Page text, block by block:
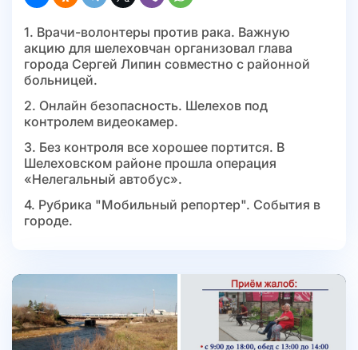
1. Врачи-волонтеры против рака. Важную
акцию для шелеховчан организовал глава
города Сергей Липин совместно с районной
больницей.
2. Онлайн безопасность. Шелехов под
контролем видеокамер.
3. Без контроля все хорошее портится. В
Шелеховском районе прошла операция
«Нелегальный автобус».
4. Рубрика "Мобильный репортер". События в
городе.